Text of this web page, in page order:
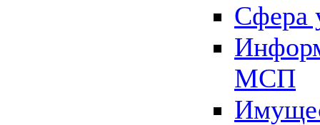
Сфера
МСП